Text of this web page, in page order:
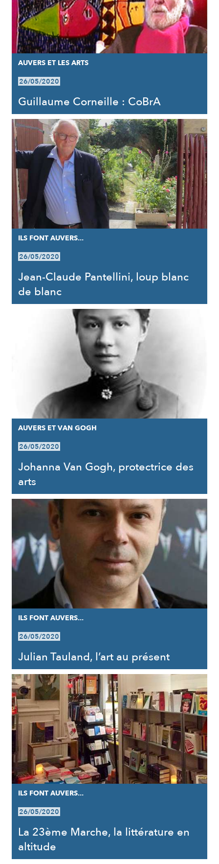
AUVERS ET LES ARTS
26/05/2020
Guillaume Corneille : CoBrA
ILS FONT AUVERS...
26/05/2020
Jean-Claude Pantellini, loup blanc
de blanc
AUVERS ET VAN GOGH
26/05/2020
Johanna Van Gogh, protectrice des
arts
ILS FONT AUVERS...
26/05/2020
Julian Tauland, l’art au présent
ILS FONT AUVERS...
26/05/2020
La 23ème Marche, la littérature en
altitude